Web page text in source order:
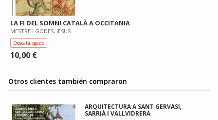
LA FI DEL SOMNI CATALÀ A OCCITANIA
MESTRE I GODES, JESUS
Descatalogado
10,00 €
Otros clientes también compraron
ARQUITECTURA A SANT GERVASI,
SARRIÀ I VALLVIDRERA